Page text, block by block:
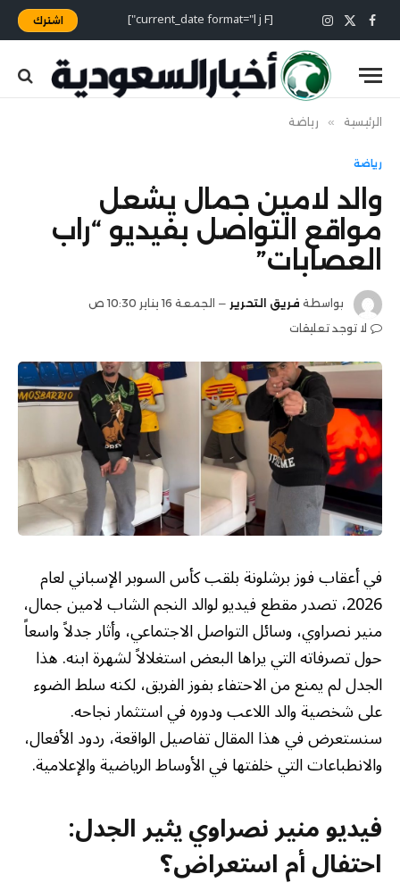
فيسبوك
X
(Twitter)
الانستغرام [current_date format="l j F"] اشترك
الرئيسية » رياضة
رياضة
والد لامين جمال يشعل
مواقع التواصل بفيديو “راب
العصابات”
بواسطة فريق التحرير
الجمعة 16 يناير 10:30 ص
لا توجد تعليقات
في أعقاب فوز برشلونة بلقب كأس السوبر الإسباني لعام
2026، تصدر مقطع فيديو لوالد النجم الشاب لامين جمال،
منير نصراوي، وسائل التواصل الاجتماعي، وأثار جدلاً واسعاً
حول تصرفاته التي يراها البعض استغلالاً لشهرة ابنه. هذا
الجدل لم يمنع من الاحتفاء بفوز الفريق، لكنه سلط الضوء
على شخصية والد اللاعب ودوره في استثمار نجاحه.
سنستعرض في هذا المقال تفاصيل الواقعة، ردود الأفعال،
والانطباعات التي خلفتها في الأوساط الرياضية والإعلامية.
فيديو منير نصراوي يثير الجدل:
احتفال أم استعراض؟